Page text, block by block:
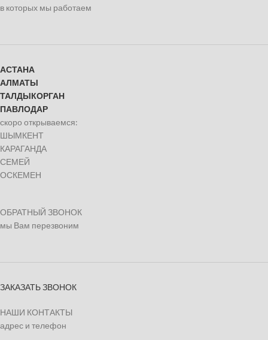
в которых мы работаем
АСТАНА
АЛМАТЫ
ТАЛДЫКОРГАН
ПАВЛОДАР
скоро открываемся:
ШЫМКЕНТ
КАРАГАНДА
СЕМЕЙ
ОСКЕМЕН
ОБРАТНЫЙ ЗВОНОК
мы Вам перезвоним
ЗАКАЗАТЬ ЗВОНОК
НАШИ КОНТАКТЫ
адрес и телефон